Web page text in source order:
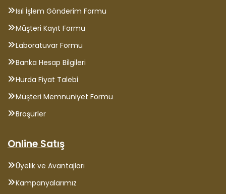
Isıl İşlem Gönderim Formu
Müşteri Kayıt Formu
Laboratuvar Formu
Banka Hesap Bilgileri
Hurda Fiyat Talebi
Müşteri Memnuniyet Formu
Broşürler
Online Satış
Üyelik ve Avantajları
Kampanyalarımız